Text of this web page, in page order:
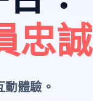
忠誠
體驗。